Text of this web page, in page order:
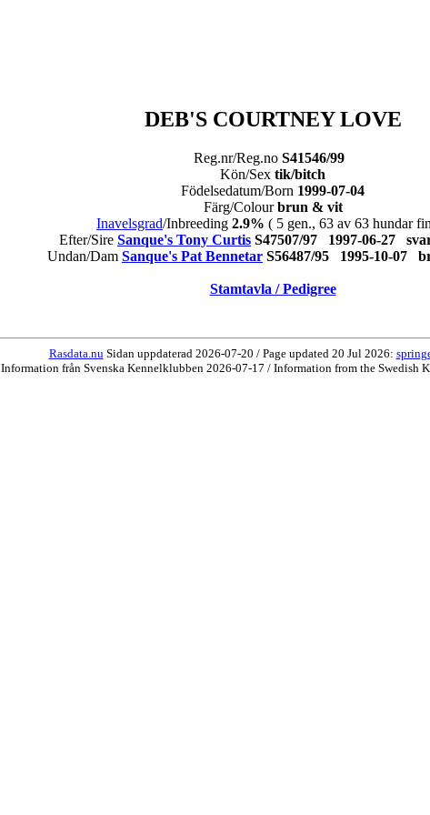
DEB'S COURTNEY LOVE
Reg.nr/Reg.no S41546/99
Kön/Sex tik/bitch
Födelsedatum/Born 1999-07-04
Färg/Colourbrun & vit
Inavelsgrad/Inbreeding 2.9% ( 5 gen., 63 av 63 hundar
Efter/Sire Sanque's Tony Curtis S47507/97 1997-06-27
Undan/Dam Sanque's Pat Bennetar S56487/95 1995-10-07
Stamtavla / Pedigree
Rasdata.nu Sidan uppdaterad 2026-07-20 / Page updated 20 Jul 2026:
Information från Svenska Kennelklubben 2026-07-17 / Information from the Swedish